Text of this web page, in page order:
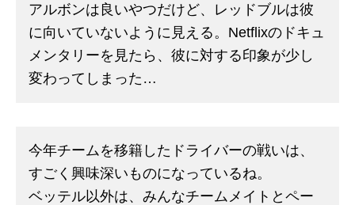
アルボンは良いやつだけど、レッドブルは彼
に向いていないように見える。Netflixのドキュ
メンタリーを見たら、彼に対する印象が少し
変わってしまった…
今年チームを移籍したドライバーの戦いは、
すごく興味深いものになっているね。
ベッテル以外は、みんなチームメイトとペー